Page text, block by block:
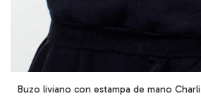
Buzo liviano con estampa de mano Charli